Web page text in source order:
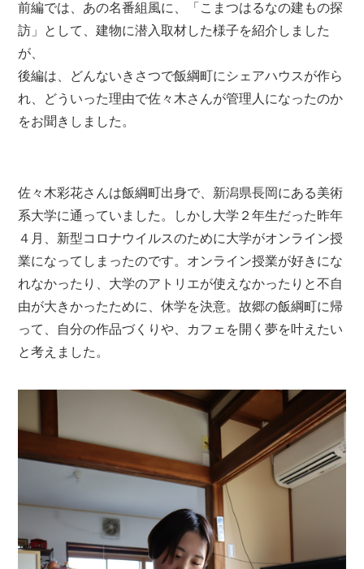
前編では、あの名番組風に、「こまつはるなの建もの探
訪」として、建物に潜入取材した様子を紹介しました
が、
後編は、どんないきさつで飯綱町にシェアハウスが作ら
れ、どういった理由で佐々木さんが管理人になったのか
をお聞きしました。
佐々木彩花さんは飯綱町出身で、新潟県長岡にある美術
系大学に通っていました。しかし大学２年生だった昨年
４月、新型コロナウイルスのために大学がオンライン授
業になってしまったのです。オンライン授業が好きにな
れなかったり、大学のアトリエが使えなかったりと不自
由が大きかったために、休学を決意。故郷の飯綱町に帰
って、自分の作品づくりや、カフェを開く夢を叶えたい
と考えました。